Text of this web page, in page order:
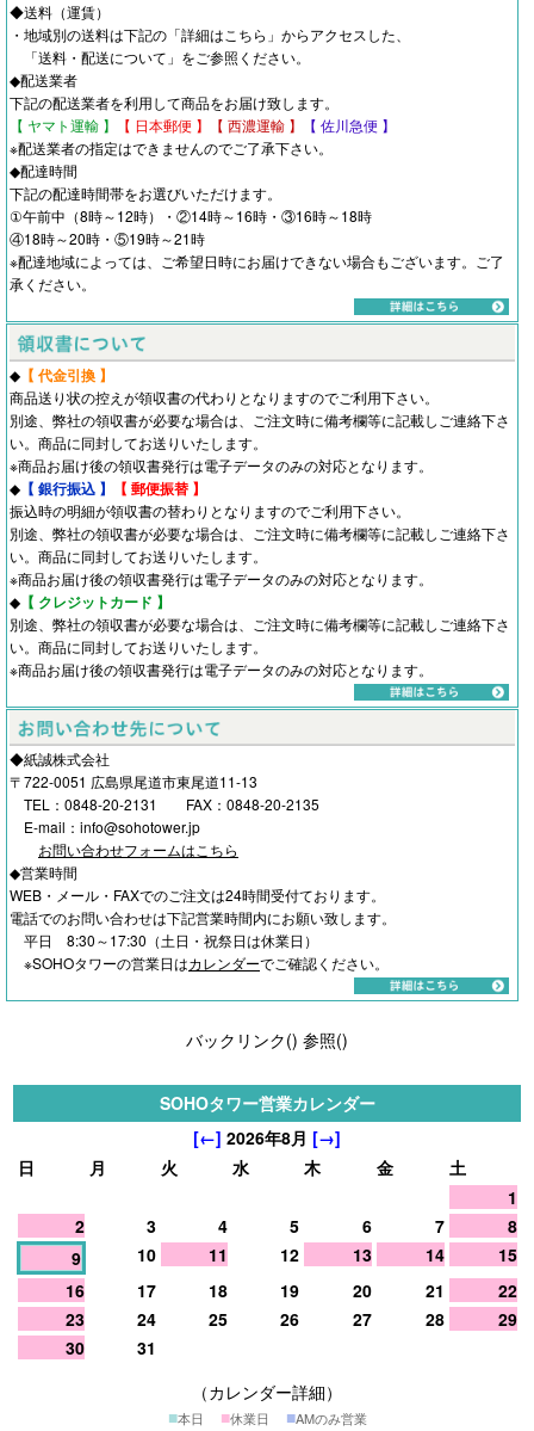
◆送料（運賃）
・地域別の送料は下記の「詳細はこちら」からアクセスした、
「送料・配送について 」をご参照ください。
◆配送業者
下記の配送業者を利用して商品をお届け致します。
【 ヤマト運輸 】
【 日本郵便 】 【 西濃運輸 】
【 佐川急便 】
※配送業者の指定はできませんのでご了承下さい。
◆配達時間
下記の配達時間帯をお選びいただけます。
①午前中（8時～12時）・②14時～16時・③16時～18時
④18時～20時・⑤19時～21時
※配達地域によっては、ご希望日時にお届けできない場合もございます。ご了
承ください。
◆ 【 代金引換 】
商品送り状の控えが領収書の代わりとなりますのでご利用下さい。
別途、弊社の領収書が必要な場合は、ご注文時に備考欄等に記載しご連絡下さ
い。商品に同封してお送りいたします。
※商品お届け後の領収書発行は電子データのみの対応となります。
◆ 【 銀行振込 】 【 郵便振替 】
振込時の明細が領収書の替わりとなりますのでご利用下さい。
別途、弊社の領収書が必要な場合は、ご注文時に備考欄等に記載しご連絡下さ
い。商品に同封してお送りいたします。
※商品お届け後の領収書発行は電子データのみの対応となります。
◆ 【 クレジットカード 】
別途、弊社の領収書が必要な場合は、ご注文時に備考欄等に記載しご連絡下さ
い。商品に同封してお送りいたします。
※商品お届け後の領収書発行は電子データのみの対応となります。
◆紙誠株式会社
〒722-0051 広島県尾道市東尾道11-13
TEL：0848-20-2131 FAX：0848-20-2135
E-mail：info@sohotower.jp
お問い合わせフォームはこちら
◆営業時間
WEB・メール・FAXでのご注文は24時間受付ております。
電話でのお問い合わせは下記営業時間内にお願い致します。
平日 8:30～17:30（土日・祝祭日は休業日）
※SOHOタワーの営業日はカレンダーでご確認ください。
バックリンク() 参照()
SOHOタワー営業カレンダー
[←] 2026年8月 [→]
日
月 火 水 木 金
土
1
2
3 4 5 6 7
8
9
10 11 12 13 14
15
16
17 18 19 20 21
22
23
24 25 26 27 28
29
30
31
（カレンダー詳細）
■本日 ■休業日 ■AMのみ営業